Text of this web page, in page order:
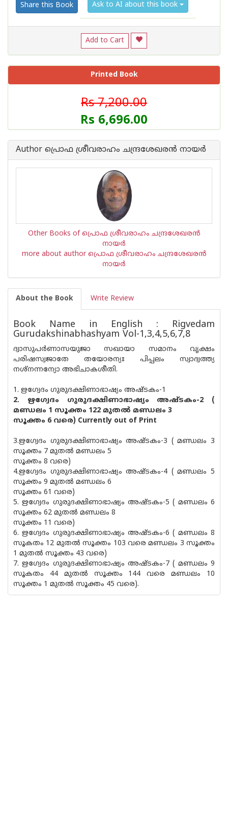
Share this Book Ask to AI about this book
Add to Cart
Printed Book
Rs 7,200.00
Rs 6,696.00
Author പ്രൊഫ ശ്രീവരാഹം ചന്ദ്രശേഖരന്‍ നായര്‍
Other Books of പ്രൊഫ ശ്രീവരാഹം ചന്ദ്രശേഖരന്‍
നായര്‍
more about author പ്രൊഫ ശ്രീവരാഹം ചന്ദ്രശേഖരന്‍
നായര്‍
About the Book Write Review
Book Name in English : Rigvedam
Gurudakshinabhashyam Vol-1,3,4,5,6,7,8
ദ്വാസുപര്‍ണാസയുജാ സഖായാ സമാനം വൃക്ഷം
പരിഷസ്വജാതേ തയോരന്യഃ പിപ്പലം സ്വാദ്വത്ത്യ
നശ്നന്നന്യോ അഭിചാകശീതി.
1. ഋഗ്വേദം ഗുരുദക്ഷിണാഭാഷ്യം അഷ്ടകം-1
2. ഋഗ്വേദം ഗുരുദക്ഷിണാഭാഷ്യം അഷ്ടകം-2 (
മണ്ഡലം 1 സൂക്തം 122 മുതല്‍ മണ്ഡലം 3
സൂക്തം 6 വരെ) Currently out of Print
3.ഋഗ്വേദം ഗുരുദക്ഷിണാഭാഷ്യം അഷ്ടകം-3 ( മണ്ഡലം 3
സൂക്തം 7 മുതല്‍ മണ്ഡലം 5
സൂക്തം 8 വരെ)
4.ഋഗ്വേദം ഗുരുദക്ഷിണാഭാഷ്യം അഷ്ടകം-4 ( മണ്ഡലം 5
സൂക്തം 9 മുതല്‍ മണ്ഡലം 6
സൂക്തം 61 വരെ)
5. ഋഗ്വേദം ഗുരുദക്ഷിണാഭാഷ്യം അഷ്ടകം-5 ( മണ്ഡലം 6
സൂക്തം 62 മുതല്‍ മണ്ഡലം 8
സൂക്തം 11 വരെ)
6. ഋഗ്വേദം ഗുരുദക്ഷിണാഭാഷ്യം അഷ്ടകം-6 ( മണ്ഡലം 8
സൂകതം 12 മുതല്‍ സൂക്തം 103 വരെ മണ്ഡലം 3 സൂക്തം
1 മുതല്‍ സൂക്തം 43 വരെ)
7. ഋഗ്വേദം ഗുരുദക്ഷിണാഭാഷ്യം അഷ്ടകം-7 ( മണ്ഡലം 9
സൂകതം 44 മുതല്‍ സൂക്തം 144 വരെ മണ്ഡലം 10
സൂക്തം 1 മുതല്‍ സൂക്തം 45 വരെ).